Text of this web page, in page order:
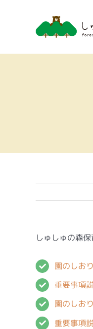
しゅしゅの森
園のしお
重要事項
園のしお
重要事項